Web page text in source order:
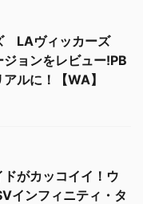
LAヴィッカーズ
ョンをレビュー!PB
ルに！【WA】
がカッコイイ！ウ
インフィニティ・タ